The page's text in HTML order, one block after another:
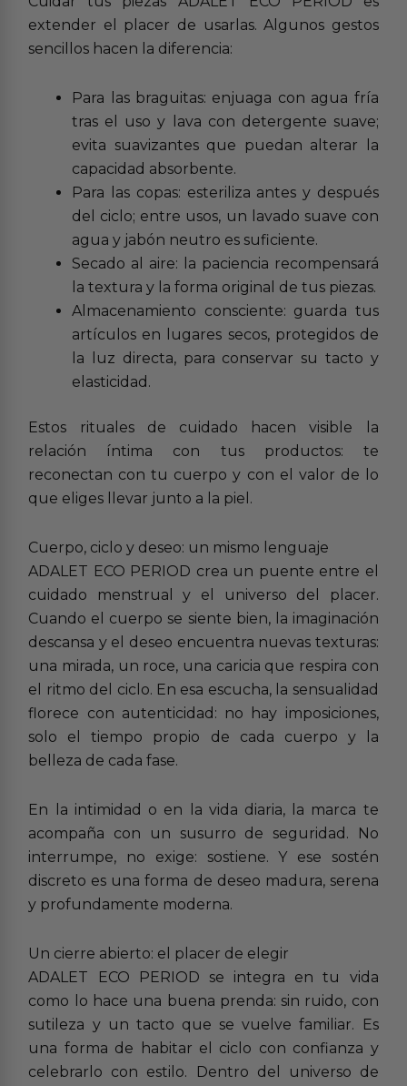
extender el placer de usarlas. Algunos gestos
sencillos hacen la diferencia:
Para las braguitas: enjuaga con agua fría
tras el uso y lava con detergente suave;
evita suavizantes que puedan alterar la
capacidad absorbente.
Para las copas: esteriliza antes y después
del ciclo; entre usos, un lavado suave con
agua y jabón neutro es suficiente.
Secado al aire: la paciencia recompensará
la textura y la forma original de tus piezas.
Almacenamiento consciente: guarda tus
artículos en lugares secos, protegidos de
la luz directa, para conservar su tacto y
elasticidad.
Estos rituales de cuidado hacen visible la
relación íntima con tus productos: te
reconectan con tu cuerpo y con el valor de lo
que eliges llevar junto a la piel.
Cuerpo, ciclo y deseo: un mismo lenguaje
ADALET ECO PERIOD crea un puente entre el
cuidado menstrual y el universo del placer.
Cuando el cuerpo se siente bien, la imaginación
descansa y el deseo encuentra nuevas texturas:
una mirada, un roce, una caricia que respira con
el ritmo del ciclo. En esa escucha, la sensualidad
florece con autenticidad: no hay imposiciones,
solo el tiempo propio de cada cuerpo y la
belleza de cada fase.
En la intimidad o en la vida diaria, la marca te
acompaña con un susurro de seguridad. No
interrumpe, no exige: sostiene. Y ese sostén
discreto es una forma de deseo madura, serena
y profundamente moderna.
Un cierre abierto: el placer de elegir
ADALET ECO PERIOD se integra en tu vida
como lo hace una buena prenda: sin ruido, con
sutileza y un tacto que se vuelve familiar. Es
una forma de habitar el ciclo con confianza y
celebrarlo con estilo. Dentro del universo de